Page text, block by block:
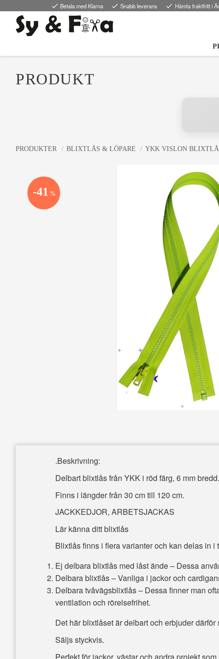
done Betala med Klarna done Snabb leverans done Hämta fraktfritt i
PRODUKT
PRODUKTER BLIXTLÅS & LÖPARE YKK VISLON
41 %
.Beskrivning:
Delbart blixtlås från YKK i röd färg, 6 mm bredd.
Finns i längder från 30 cm till 120 cm.
JACKKEDJOR, ARBETSJACKAS
Lär känna ditt blixtlås
Blixtlås finns i flera varianter och kan delas in
Ej delbara blixtlås med låst ände – Dessa
Delbara blixtlås – Vanliga i jackor och
Delbara tvåvägsblixtlås – Dessa finner man
ventilation och rörelsefrihet.
Det här blixtlåset är delbart och erbjuder
Säljs styckvis.
Perfekt för jackor, västar och andra projekt